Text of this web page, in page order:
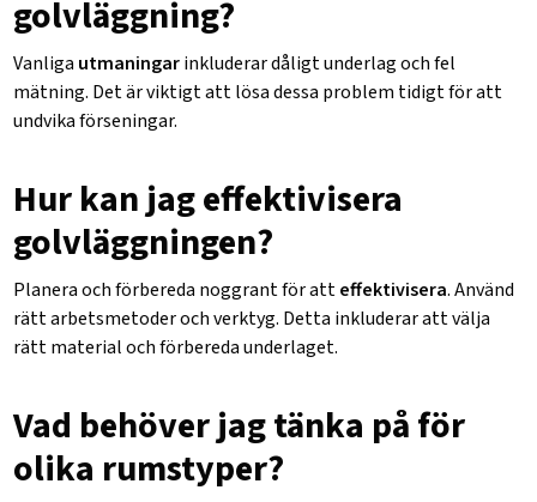
golvläggning?
Vanliga utmaningarinkluderar dåligt underlag och fel
mätning. Det är viktigt att lösa dessa problem tidigt för att
undvika förseningar.
Hur kan jag effektivisera
golvläggningen?
Planera och förbereda noggrant för atteffektivisera. Använd
rätt arbetsmetoder och verktyg. Detta inkluderar att välja
rätt material och förbereda underlaget.
Vad behöver jag tänka på för
olika rumstyper?